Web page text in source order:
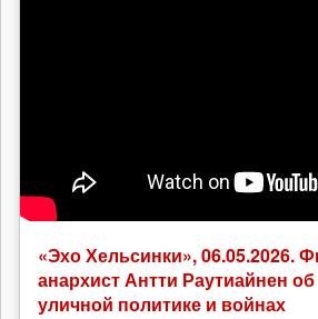
«Эхо Хельсинки», 06.05.2026.
анархист Антти Раутиайнен
уличной политике и войнах